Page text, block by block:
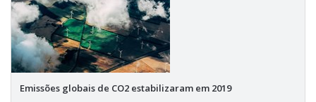
Emissões globais de CO2 estabilizaram em 2019